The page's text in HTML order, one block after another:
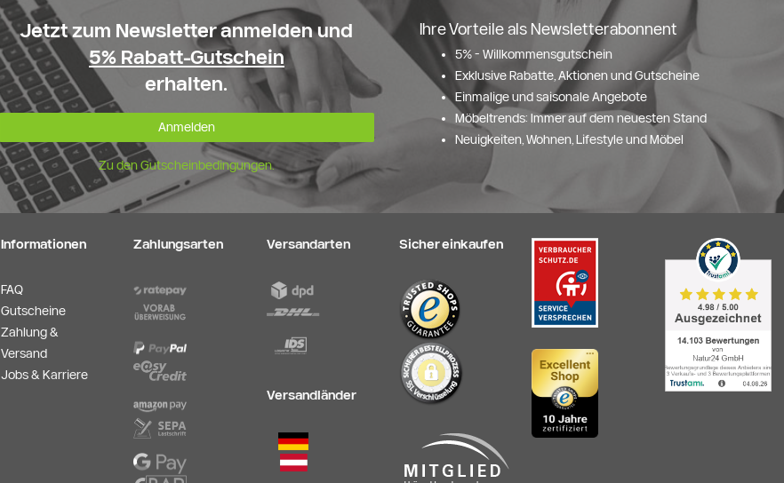
Jetzt zum Newsletter anmelden und
5% Rabatt-Gutschein
erhalten.
Anmelden
Zu den Gutscheinbedingungen.
Ihre Vorteile als Newsletterabonnent
5% - Willkommensgutschein
Exklusive Rabatte, Aktionen und Gutscheine
Einmalige und saisonale Angebote
Möbeltrends: Immer auf dem neuesten Stand
Neuigkeiten, Wohnen, Lifestyle und Möbel
Informationen
FAQ
Gutscheine
Zahlung &
Versand
Jobs & Karriere
Zahlungsarten Versandarten
Versandländer
Sicher einkaufen